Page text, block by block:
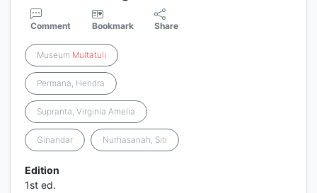
Comment Bookmark Share
Museum Multatuli
Permana, Hendra
Supranta, Virginia Amelia
Ginandar Nurhasanah, Siti
Edition
1st ed.